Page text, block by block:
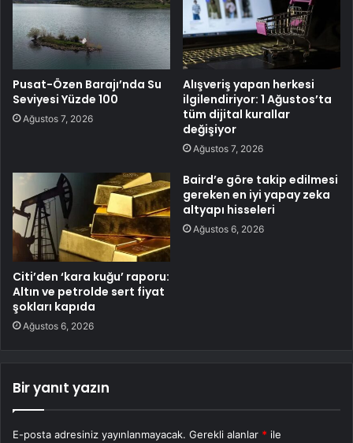
Pusat-Özen Barajı’nda Su
Seviyesi Yüzde 100
Ağustos 7, 2026
Alışveriş yapan herkesi
ilgilendiriyor: 1 Ağustos’ta
tüm dijital kurallar
değişiyor
Ağustos 7, 2026
Citi’den ‘kara kuğu’ raporu:
Altın ve petrolde sert fiyat
şokları kapıda
Ağustos 6, 2026
Baird’e göre takip edilmesi
gereken en iyi yapay zeka
altyapı hisseleri
Ağustos 6, 2026
Bir yanıt yazın
E-posta adresiniz yayınlanmayacak. Gerekli alanlar * ile